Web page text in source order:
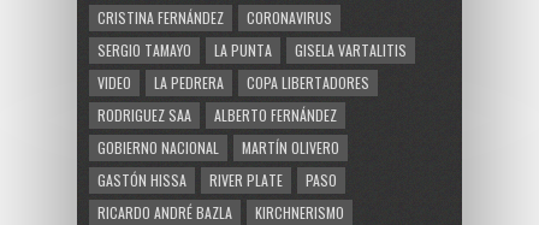
CRISTINA FERNÁNDEZ
CORONAVIRUS
SERGIO TAMAYO
LA PUNTA
GISELA VARTALITIS
VIDEO
LA PEDRERA
COPA LIBERTADORES
RODRIGUEZ SAA
ALBERTO FERNÁNDEZ
GOBIERNO NACIONAL
MARTÍN OLIVERO
GASTÓN HISSA
RIVER PLATE
PASO
RICARDO ANDRÉ BAZLA
KIRCHNERISMO